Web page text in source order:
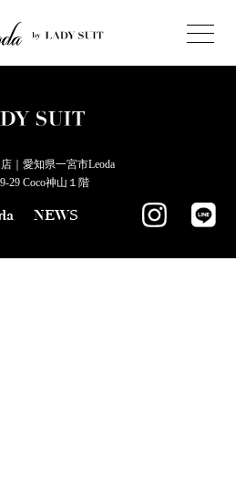
｜愛知県一宮市Leoda
29 Coco神山１階
NEWS